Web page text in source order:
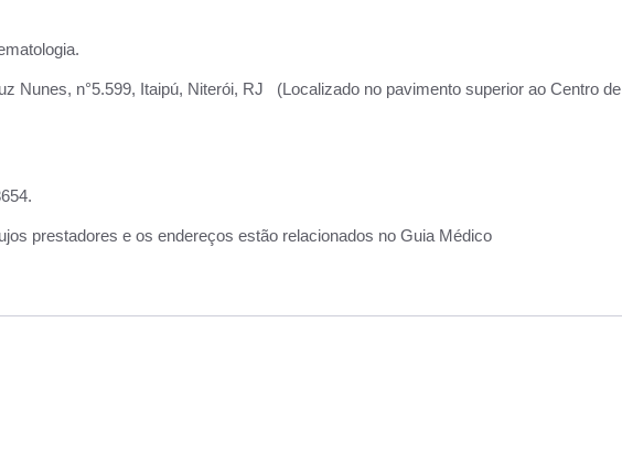
Nunes, n°5.599, Itaipú, Niterói, RJ (Localizado no pavimento superior ao Centro de
prestadores e os endereços estão relacionados no Guia Médico